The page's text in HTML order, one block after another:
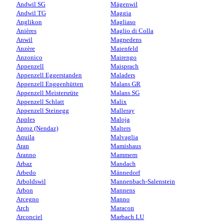
Andwil SG
Andwil TG
Anglikon
Anières
Anwil
Anzère
Anzonico
Appenzell
Appenzell Eggerstanden
Appenzell Enggenhütten
Appenzell Meistersrüte
Appenzell Schlatt
Appenzell Steinegg
Apples
Aproz (Nendaz)
Aquila
Aran
Aranno
Arbaz
Arbedo
Arboldswil
Arbon
Arcegno
Arch
Arconciel
Mägenwil
Maggia
Magliaso
Maglio di Colla
Magnedens
Maienfeld
Mairengo
Maisprach
Maladers
Malans GR
Malans SG
Malix
Malleray
Maloja
Malters
Malvaglia
Mamishaus
Mammern
Mandach
Männedorf
Mannenbach-Salenstein
Mannens
Manno
Maracon
Marbach LU